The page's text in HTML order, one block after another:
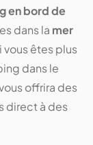
en bord de
dans la mer
vous êtes plus
dans le
offrira des
direct à des